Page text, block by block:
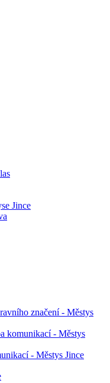
Jince
značení - Městys
komunikací - Městys
- Městys Jince